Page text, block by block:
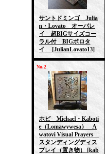
サントドミンゴ Julia
n・Lovato オーバレ
イ 超BIGサイズコー
ラル付 BIGボロタ
イ
[JulianLovato13]
No.2
ホピ Michael・Kaboti
e（Lomawywesa） A
watovi Visual Prayers
スタンディングディス
プレイ（置き物）
[kab